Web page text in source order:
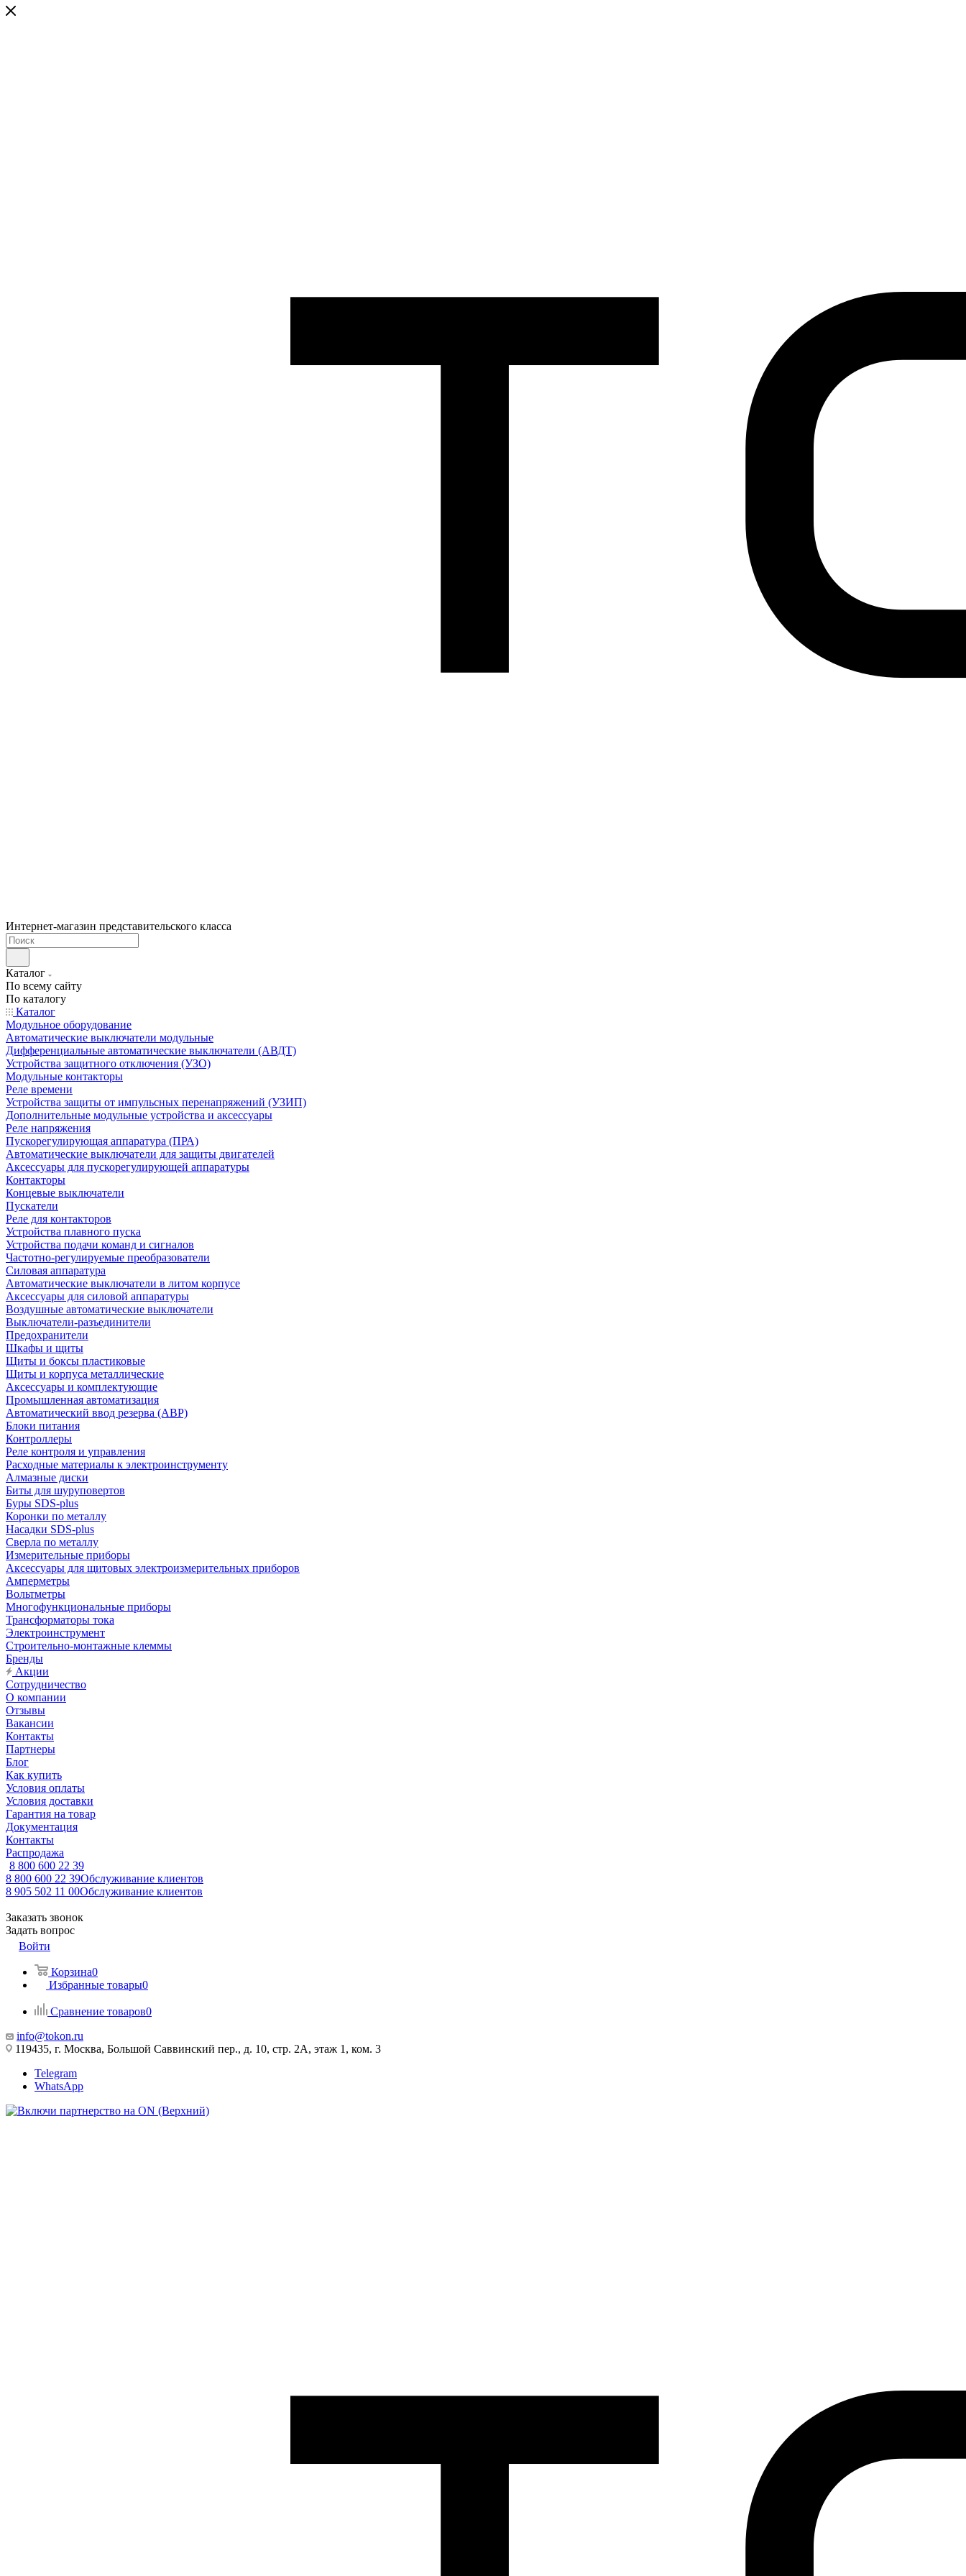
Интернет-магазин представительского класса
Каталог
По всему сайту
По каталогу
Каталог
Модульное оборудование
Автоматические выключатели модульные
Дифференциальные автоматические выключатели (АВДТ)
Устройства защитного отключения (УЗО)
Модульные контакторы
Реле времени
Устройства защиты от импульсных перенапряжений (УЗИП)
Дополнительные модульные устройства и аксессуары
Реле напряжения
Пускорегулирующая аппаратура (ПРА)
Автоматические выключатели для защиты двигателей
Аксессуары для пускорегулирующей аппаратуры
Контакторы
Концевые выключатели
Пускатели
Реле для контакторов
Устройства плавного пуска
Устройства подачи команд и сигналов
Частотно-регулируемые преобразователи
Силовая аппаратура
Автоматические выключатели в литом корпусе
Аксессуары для силовой аппаратуры
Воздушные автоматические выключатели
Выключатели-разъединители
Предохранители
Шкафы и щиты
Щиты и боксы пластиковые
Щиты и корпуса металлические
Аксессуары и комплектующие
Промышленная автоматизация
Автоматический ввод резерва (АВР)
Блоки питания
Контроллеры
Реле контроля и управления
Расходные материалы к электроинструменту
Алмазные диски
Биты для шуруповертов
Буры SDS-plus
Коронки по металлу
Насадки SDS-plus
Сверла по металлу
Измерительные приборы
Аксессуары для щитовых электроизмерительных приборов
Амперметры
Вольтметры
Многофункциональные приборы
Трансформаторы тока
Электроинструмент
Строительно-монтажные клеммы
Бренды
Акции
Сотрудничество
О компании
Отзывы
Вакансии
Контакты
Партнеры
Блог
Как купить
Условия оплаты
Условия доставки
Гарантия на товар
Документация
Контакты
Распродажа
8 800 600 22 39
8 800 600 22 39Обслуживание клиентов
8 905 502 11 00Обслуживание клиентов
Заказать звонок
Задать вопрос
Войти
Корзина0
Избранные товары0
Сравнение товаров0
info@tokon.ru
119435, г. Москва, Большой Саввинский пер., д. 10, стр. 2А, этаж 1, ком. 3
Telegram
WhatsApp